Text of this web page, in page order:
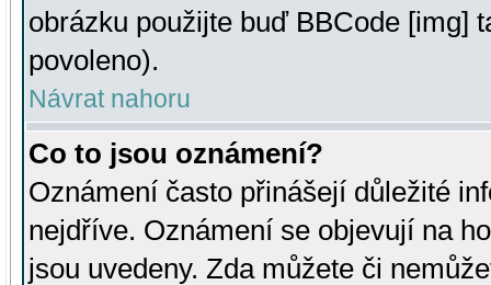
obrázku použijte buď BBCode [img]
povoleno).
Návrat nahoru
Co to jsou oznámení?
Oznámení často přinášejí důležité
nejdříve. Oznámení se objevují na
jsou uvedeny. Zda můžete či